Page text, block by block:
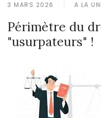
3 MARS 2026 A LA
Périmètre du
"usurpateurs" !